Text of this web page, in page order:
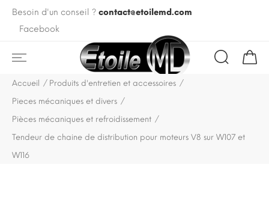
Besoin d'un conseil ? contact@etoilemd.com
Facebook
Accueil
Produits d'entretien et accessoires
Pieces mécaniques et divers
Pièces mécaniques et refroidissement
Tendeur de chaine de distribution pour moteurs V8 sur W107 et
W116